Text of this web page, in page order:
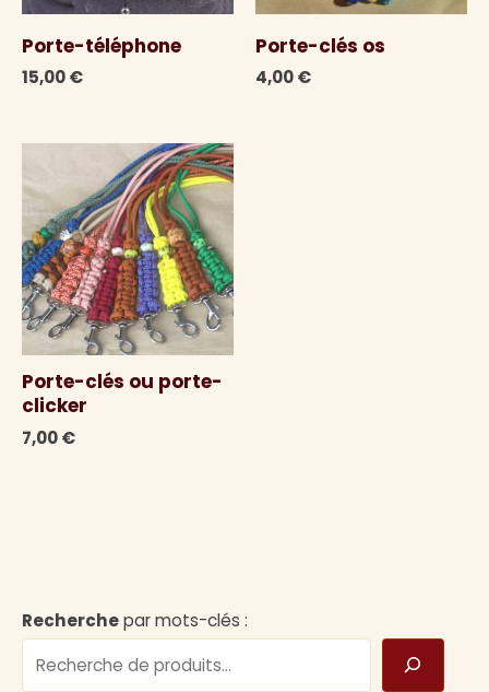
Porte-téléphone
15,00€
Porte-clés os
4,00€
Porte-clés ou porte-
clicker
7,00€
Recherchepar mots-clés :